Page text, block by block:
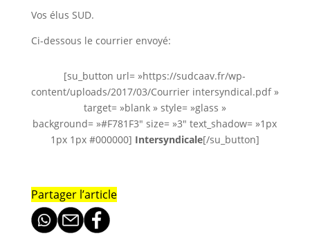
Vos élus SUD.
Ci-dessous le courrier envoyé:
[su_button url= »https://sudcaav.fr/wp-
content/uploads/2017/03/Courrier intersyndical.pdf »
target= »blank » style= »glass »
background= »#F781F3″ size= »3″ text_shadow= »1px
1px 1px #000000] Intersyndicale[/su_button]
Partager l’article